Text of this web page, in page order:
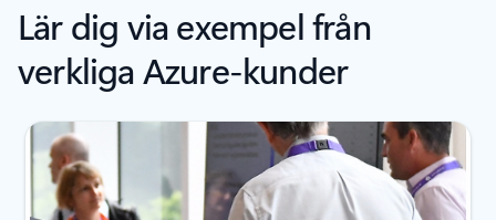
Lär dig via exempel från
verkliga Azure-kunder
Visar bild 1 av 4